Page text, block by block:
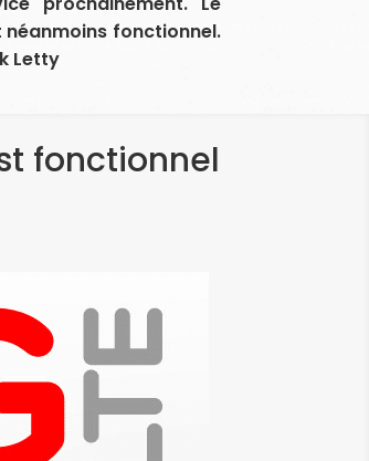
fonctionnel.
Letty
fonctionnel